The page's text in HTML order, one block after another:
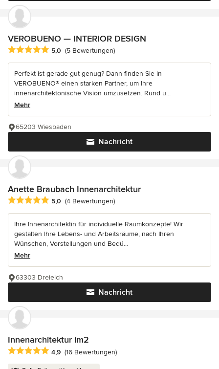
VEROBUENO — INTERIOR DESIGN
Durchschnittliche Bewertung: 5 von 5 Sternen
5,0 (5 Bewertungen)
Perfekt ist gerade gut genug? Dann finden Sie in
VEROBUENO® einen starken Partner, um Ihre
innenarchitektonische Vision umzusetzen. Rund u...
Mehr
Nachricht
65203 Wiesbaden
Anette Braubach Innenarchitektur
Durchschnittliche Bewertung: 5 von 5 Sternen
5,0 (4 Bewertungen)
Ihre Innenarchitektin für individuelle Raumkonzepte! Wir
gestalten Ihre Lebens- und Arbeitsräume, nach Ihren
Wünschen, Vorstellungen und Bedü...
Mehr
Nachricht
63303 Dreieich
Innenarchitektur im2
Durchschnittliche Bewertung: 4.9 von 5 Sternen
4,9 (16 Bewertungen)